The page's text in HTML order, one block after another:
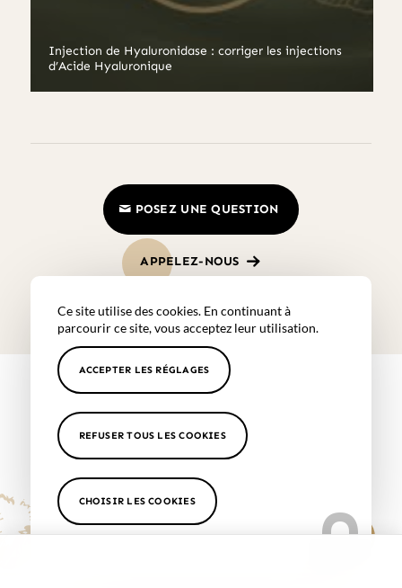
Injection de Hyaluronidase : corriger les injections
d’Acide Hyaluronique
POSEZ UNE QUESTION
APPELEZ-NOUS
Nos patients témoignent
Ce site utilise des cookies. En continuant à
parcourir ce site, vous acceptez leur utilisation.
ACCEPTER LES RÉGLAGES
REFUSER TOUS LES COOKIES
CHOISIR LES COOKIES